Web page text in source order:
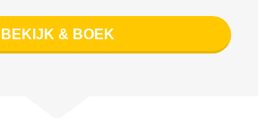
BEKIJK & BOEK